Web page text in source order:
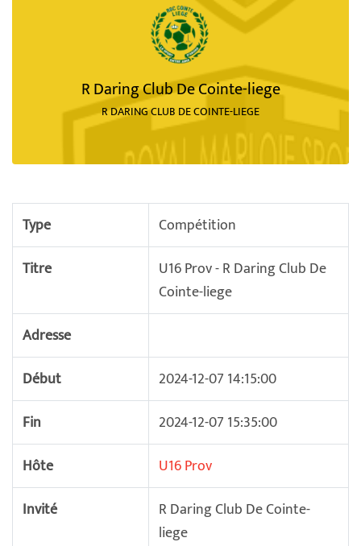
R Daring Club De Cointe-liege
R DARING CLUB DE COINTE-LIEGE
Type
Compétition
Titre
U16 Prov - R Daring Club De
Cointe-liege
Adresse
Début
2024-12-07 14:15:00
Fin
2024-12-07 15:35:00
Hôte
U16 Prov
Invité
R Daring Club De Cointe-
liege